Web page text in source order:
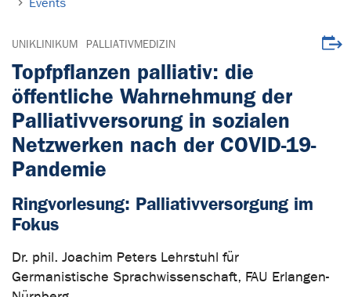
UNIKLINIKUM PALLIATIVMEDIZIN
Topfpflanzen palliativ: die
öffentliche Wahrnehmung der
Palliativversorung in sozialen
Netzwerken nach der COVID-19-
Pandemie
Ringvorlesung: Palliativversorgung im
Fokus
Dr. phil. Joachim Peters Lehrstuhl für
Germanistische Sprachwissenschaft, FAU Erlangen-